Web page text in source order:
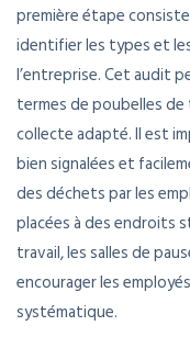
première étape
identifier les types et
l’entreprise. Cet audit
termes de poubelles
collecte adapté. Il est
bien signalées et
des déchets par les
placées à des endroits
travail, les salles de
encourager les
systématique.